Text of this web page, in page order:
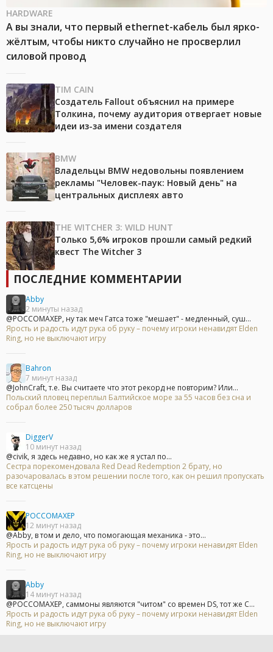
HARDWARE
А вы знали, что первый ethernet-кабель был ярко-
жёлтым, чтобы никто случайно не просверлил
силовой провод
TIM CAIN
Создатель Fallout объяснил на примере
Толкина, почему аудитория отвергает новые
идеи из-за имени создателя
BMW
Владельцы BMW недовольны появлением
рекламы "Человек-паук: Новый день" на
центральных дисплеях авто
THE WITCHER 3: WILD HUNT
Только 5,6% игроков прошли самый редкий
квест The Witcher 3
ПОСЛЕДНИЕ КОММЕНТАРИИ
Abby
2 минуты назад
@POCCOMAXEP, ну так меч Гатса тоже "мешает" - медленный, суш...
Ярость и радость идут рука об руку – почему игроки ненавидят Elden
Ring, но не выключают игру
Bahron
7 минут назад
@JohnCraft, т.е. Вы считаете что этот рекорд не повторим? Или...
Польский пловец переплыл Балтийское море за 55 часов без сна и
собрал более 250 тысяч долларов
DiggerV
10 минут назад
@civik, я здесь недавно, но как же я устал по...
Сестра порекомендовала Red Dead Redemption 2 брату, но
разочаровалась в этом решении после того, как он решил пропускать
все катсцены
POCCOMAXEP
12 минут назад
@Abby, в том и дело, что помогающая механика - это...
Ярость и радость идут рука об руку – почему игроки ненавидят Elden
Ring, но не выключают игру
Abby
14 минут назад
@POCCOMAXEP, саммоны являются "читом" со времен DS, тот же С...
Ярость и радость идут рука об руку – почему игроки ненавидят Elden
Ring, но не выключают игру